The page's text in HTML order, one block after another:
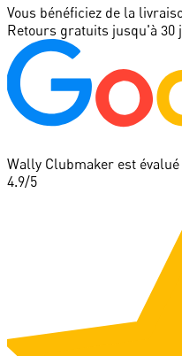
Vous bénéficiez de la
Retours gratuits jusqu'à 30
Wally Clubmaker est évalué
4.9/5